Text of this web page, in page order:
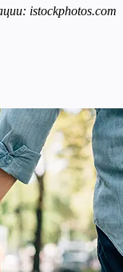
istockphotos.com